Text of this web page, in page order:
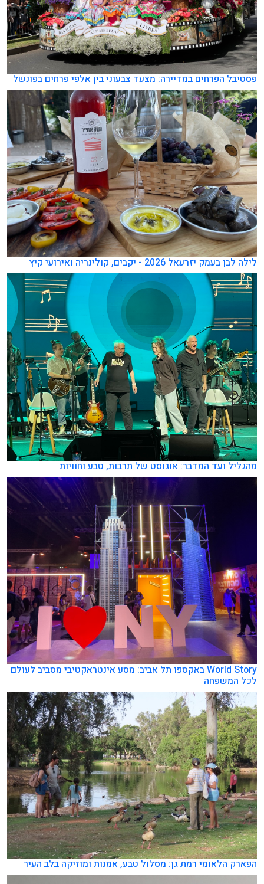
פסטיבל הפרחים במדיירה: מצעד צבעוני בין אלפי פרחים בפונשל
לילה לבן בעמק יזרעאל 2026 - יקבים, קולינריה ואירועי קיץ
מהגליל ועד המדבר: אוגוסט של תרבות, טבע וחוויות
World Story באקספו תל אביב: מסע אינטראקטיבי מסביב לעולם
לכל המשפחה
הפארק הלאומי רמת גן: מסלול טבע, אמנות ומוזיקה בלב העיר